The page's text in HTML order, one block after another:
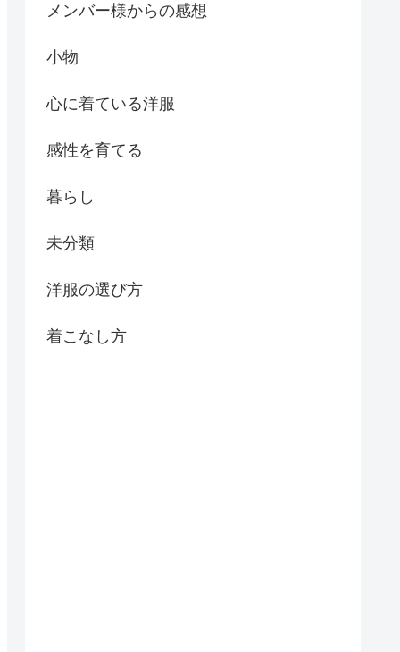
メンバー様からの感想
小物
心に着ている洋服
感性を育てる
暮らし
未分類
洋服の選び方
着こなし方